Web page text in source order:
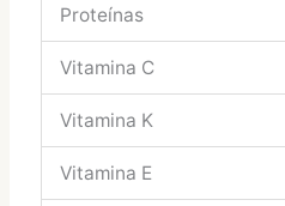
Proteínas
Vitamina C
Vitamina K
Vitamina E